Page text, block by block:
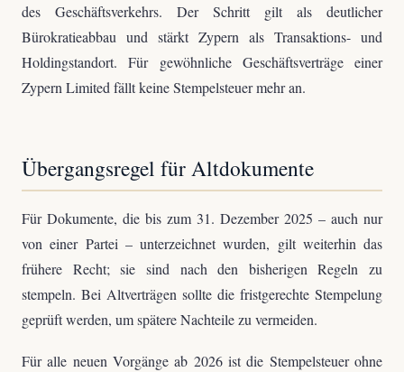
des Geschäftsverkehrs. Der Schritt gilt als deutlicher
Bürokratieabbau und stärkt Zypern als Transaktions- und
Holdingstandort. Für gewöhnliche Geschäftsverträge einer
Zypern Limited fällt keine Stempelsteuer mehr an.
Übergangsregel für Altdokumente
Für Dokumente, die bis zum 31. Dezember 2025 – auch nur
von einer Partei – unterzeichnet wurden, gilt weiterhin das
frühere Recht; sie sind nach den bisherigen Regeln zu
stempeln. Bei Altverträgen sollte die fristgerechte Stempelung
geprüft werden, um spätere Nachteile zu vermeiden.
Für alle neuen Vorgänge ab 2026 ist die Stempelsteuer ohne